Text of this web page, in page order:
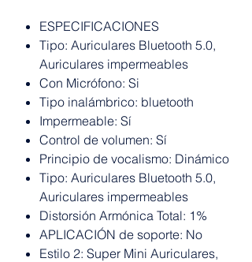
ESPECIFICACIONES
Tipo: Auriculares Bluetooth 5.0,
Auriculares impermeables
Con Micrófono: Si
Tipo inalámbrico: bluetooth
Impermeable: Sí
Control de volumen: Sí
Principio de vocalismo: Dinámico
Tipo: Auriculares Bluetooth 5.0,
Auriculares impermeables
Distorsión Armónica Total: 1%
APLICACIÓN de soporte: No
Estilo 2: Super Mini Auriculares,